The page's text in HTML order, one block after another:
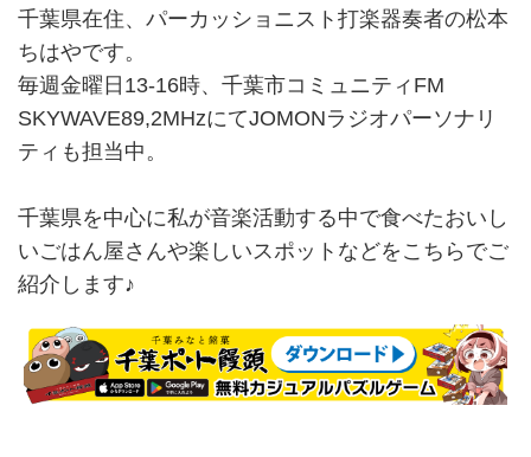
千葉県在住、パーカッショニスト打楽器奏者の松本
ちはやです。
毎週金曜日13-16時、千葉市コミュニティFM
SKYWAVE89,2MHzにてJOMONラジオパーソナリ
ティも担当中。
千葉県を中心に私が音楽活動する中で食べたおいし
いごはん屋さんや楽しいスポットなどをこちらでご
紹介します♪